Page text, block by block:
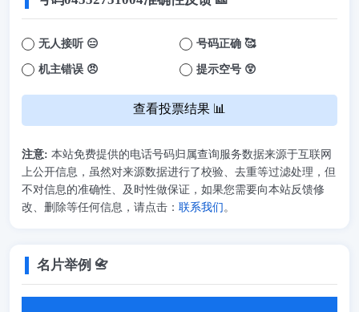
无人接听 😑 号码正确 🥰
机主错误 😠 提示空号 😲
查看投票结果 📊
注意: 本站免费提供的电话号码归属查询服务数据来源于互联网
上公开信息，虽然对来源数据进行了校验、去重等过滤处理，但
不对信息的准确性、及时性做保证，如果您需要向本站反馈修
改、删除等任何信息，请点击： 联系我们 。
名片举例 📇